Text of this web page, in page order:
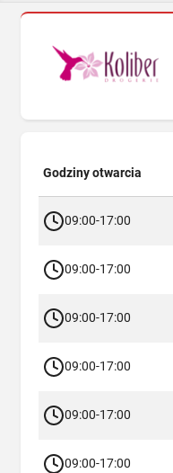
Godziny otwarcia
09:00-17:00
09:00-17:00
09:00-17:00
09:00-17:00
09:00-17:00
09:00-17:00